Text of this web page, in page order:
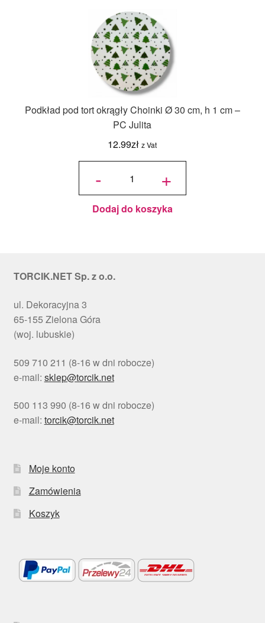
Podkład pod tort okrągły Choinki Ø 30 cm, h 1 cm –
PC Julita
12.99zł z Vat
-
ilość
okrągły
Choinki
Ø 30
cm, h 1
cm - PC
+
Dodaj do koszyka
TORCIK.NET Sp. z o.o.
ul. Dekoracyjna 3
65-155 Zielona Góra
(woj. lubuskie)
509 710 211 (8-16 w dni robocze)
e-mail: sklep@torcik.net
500 113 990 (8-16 w dni robocze)
e-mail: torcik@torcik.net
Moje konto
Zamówienia
Koszyk